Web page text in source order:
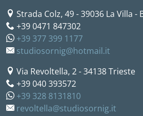
Strada Colz, 49-39036 La Villa -
+39 0471 847302
+39 377 399 1177
studiosornig@hotmail.it
Via Revoltella, 2-34138Trieste
+39 040 393572
+39 328 8131810
revoltella@studiosornig.it